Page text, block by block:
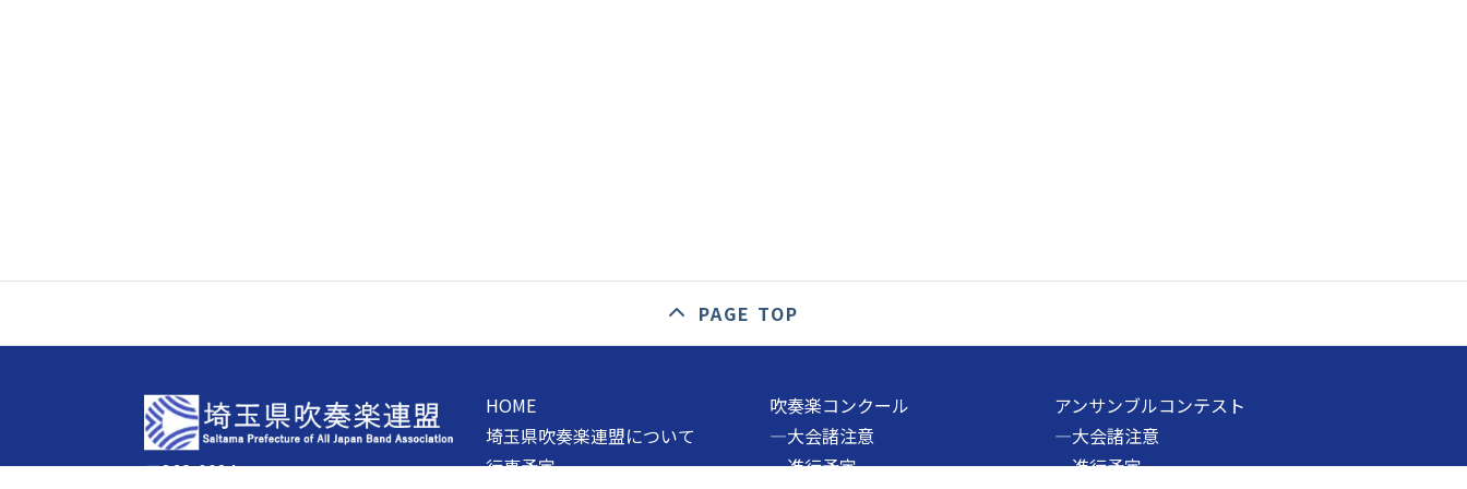
PAGE TOP
〒362-0034
HOME
埼玉県吹奏楽連盟について
行事予定
吹奏楽コンクール
―大会諸注意
―進行予定
アンサンブルコンテスト
―大会諸注意
―進行予定